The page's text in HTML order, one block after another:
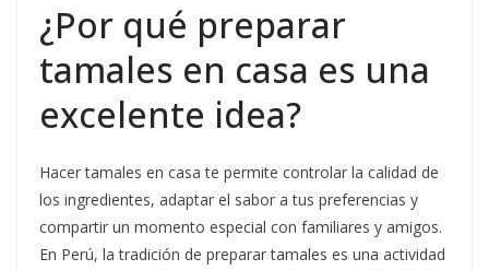
¿Por qué preparar
tamales en casa es una
excelente idea?
Hacer tamales en casa te permite controlar la calidad de
los ingredientes, adaptar el sabor a tus preferencias y
compartir un momento especial con familiares y amigos.
En Perú, la tradición de preparar tamales es una actividad